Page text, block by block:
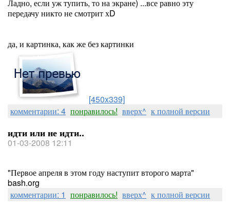
Ладно, если уж тупить, то на экране) ...все равно эту
передачу никто не смотрит хD
да, и картинка, как же без картинки
[450x339]
комментарии: 4 понравилось! вверх^ к полной версии
идти или не идти..
01-03-2008 12:11
"Первое апреля в этом году наступит второго марта"
bash.org
комментарии: 1 понравилось! вверх^ к полной версии